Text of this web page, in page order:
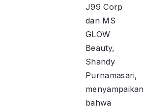
J99 Corp
dan MS
GLOW
Beauty,
Shandy
Purnamasari,
menyampaikan
bahwa